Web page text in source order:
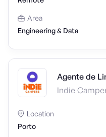
Area
Engineering & Data
Agente de
Indie
Location
Porto